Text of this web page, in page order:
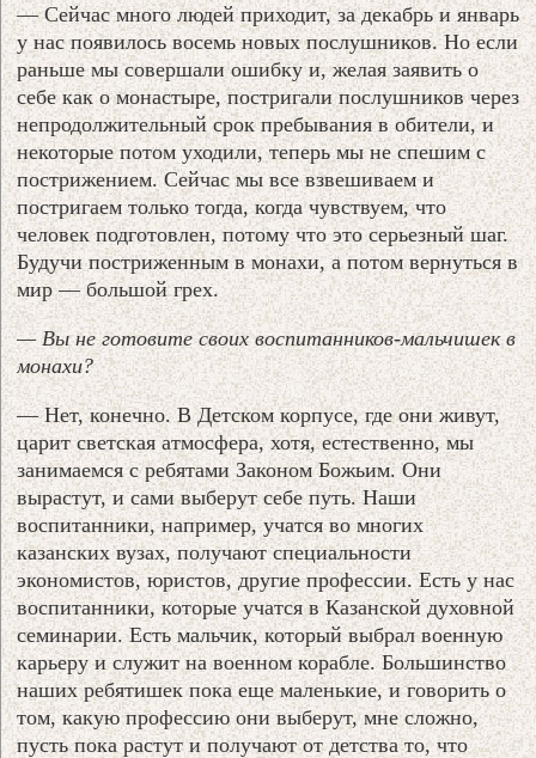
— Сейчас много людей приходит, за декабрь и январь
у нас появилось восемь новых послушников. Но если
раньше мы совершали ошибку и, желая заявить о
себе как о монастыре, постригали послушников через
непродолжительный срок пребывания в обители, и
некоторые потом уходили, теперь мы не спешим с
пострижением. Сейчас мы все взвешиваем и
постригаем только тогда, когда чувствуем, что
человек подготовлен, потому что это серьезный шаг.
Будучи постриженным в монахи, а потом вернуться в
мир — большой грех.
— Вы не готовите своих воспитанников-мальчишек в
монахи?
— Нет, конечно. В Детском корпусе, где они живут,
царит светская атмосфера, хотя, естественно, мы
занимаемся с ребятами Законом Божьим. Они
вырастут, и сами выберут себе путь. Наши
воспитанники, например, учатся во многих
казанских вузах, получают специальности
экономистов, юристов, другие профессии. Есть у нас
воспитанники, которые учатся в Казанской духовной
семинарии. Есть мальчик, который выбрал военную
карьеру и служит на военном корабле. Большинство
наших ребятишек пока еще маленькие, и говорить о
том, какую профессию они выберут, мне сложно,
пусть пока растут и получают от детства то, что